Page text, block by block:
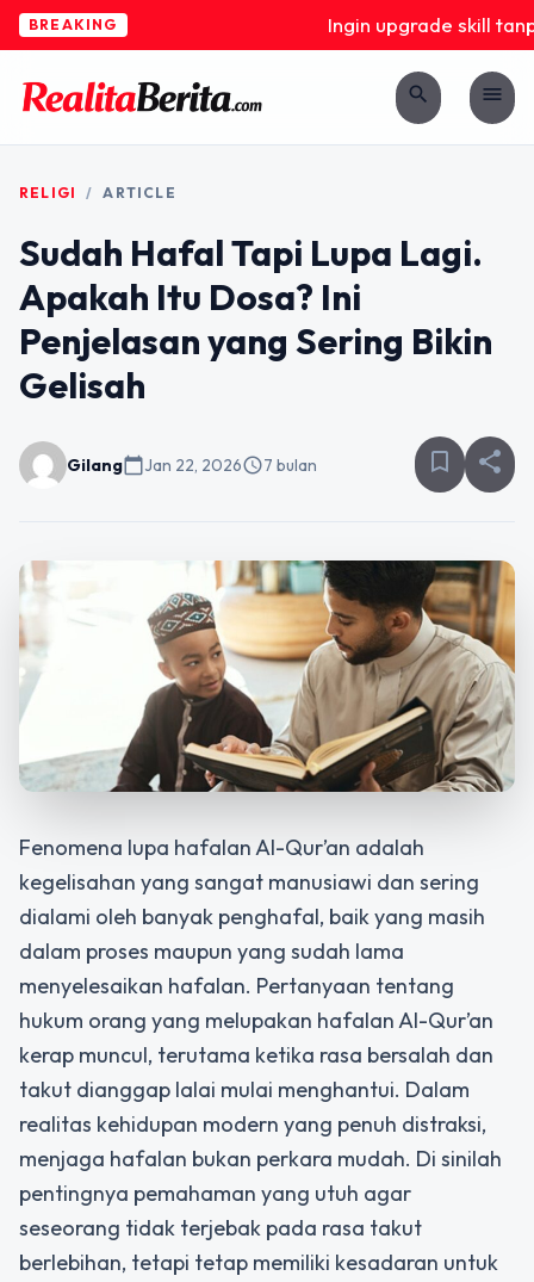
BREAKING Ingin upgrade skill
search menu
RELIGI / ARTICLE
Sudah Hafal Tapi Lupa Lagi.
Apakah Itu Dosa? Ini
Penjelasan yang Sering Bikin
Gelisah
Gilangcalendar_todayJan 22, 2026schedule7 bulan bookmark_border share
Fenomena lupa hafalan Al-Qur’an adalah
kegelisahan yang sangat manusiawi dan sering
dialami oleh banyak penghafal, baik yang masih
dalam proses maupun yang sudah lama
menyelesaikan hafalan. Pertanyaan tentang
hukum orang yang melupakan hafalan Al-Qur’an
kerap muncul, terutama ketika rasa bersalah dan
takut dianggap lalai mulai menghantui. Dalam
realitas kehidupan modern yang penuh distraksi,
menjaga hafalan bukan perkara mudah. Di sinilah
pentingnya pemahaman yang utuh agar
seseorang tidak terjebak pada rasa takut
berlebihan, tetapi tetap memiliki kesadaran untuk